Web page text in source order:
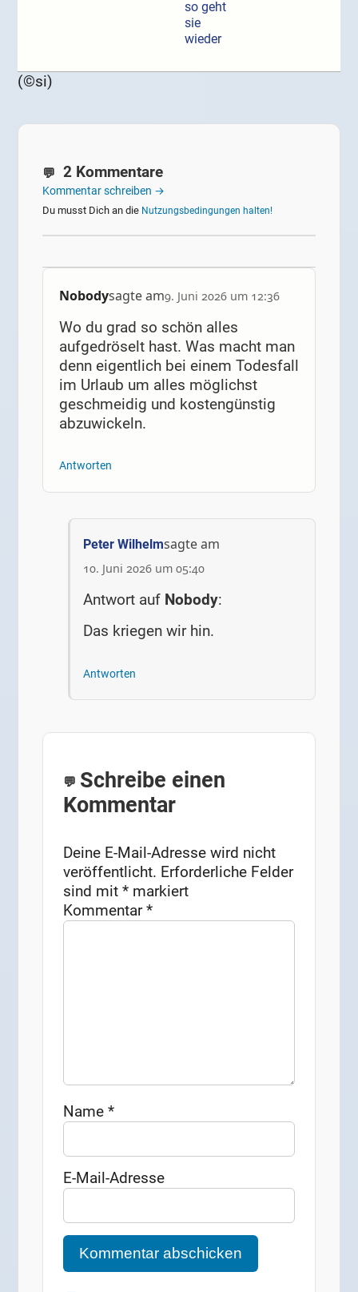
so geht
sie
wieder
(©si)
2 Kommentare
Kommentar schreiben →
Du musst Dich an die Nutzungsbedingungen halten!
Nobodysagte am9. Juni 2026 um 12:36
Wo du grad so schön alles
aufgedröselt hast. Was macht man
denn eigentlich bei einem Todesfall
im Urlaub um alles möglichst
geschmeidig und kostengünstig
abzuwickeln.
Antworten
Peter Wilhelmsagte am
10. Juni 2026 um 05:40
Antwort auf Nobody:
Das kriegen wir hin.
Antworten
Schreibe einen
Kommentar
Deine E-Mail-Adresse wird nicht
veröffentlicht. Erforderliche Felder
sind mit* markiert
Kommentar*
Name*
E-Mail-Adresse